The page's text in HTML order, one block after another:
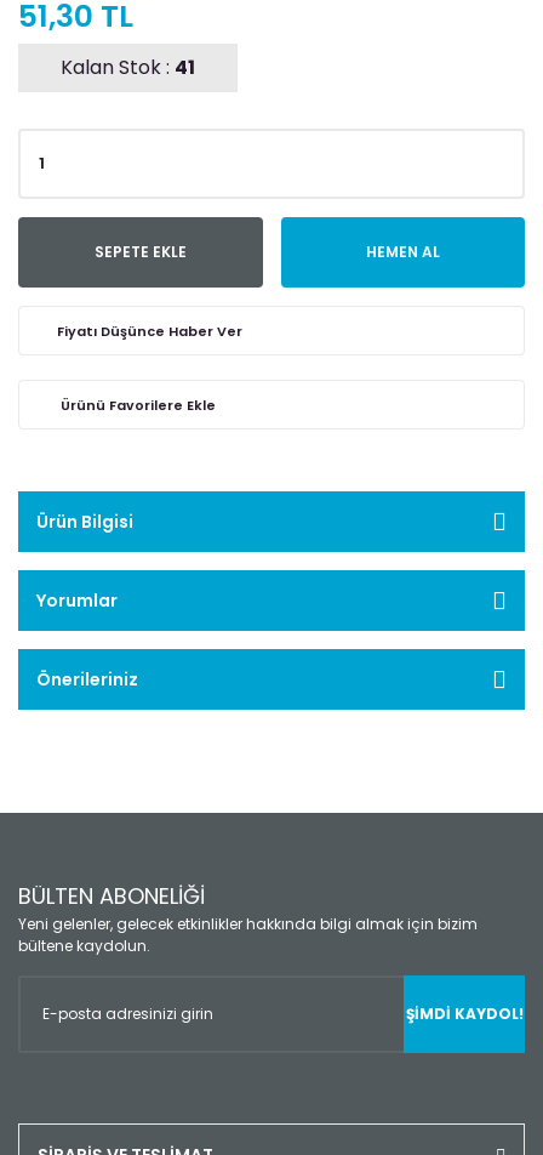
51,30 TL
Kalan Stok : 41
SEPETE EKLE HEMEN AL
Fiyatı Düşünce Haber Ver
Ürün Bilgisi
Yorumlar
Önerileriniz
BÜLTEN ABONELİĞİ
Yeni gelenler, gelecek etkinlikler hakkında bilgi almak için bizim
bültene kaydolun.
ŞİMDİ KAYDOL!